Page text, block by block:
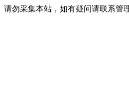
请勿采集本站，如有疑问请联系管